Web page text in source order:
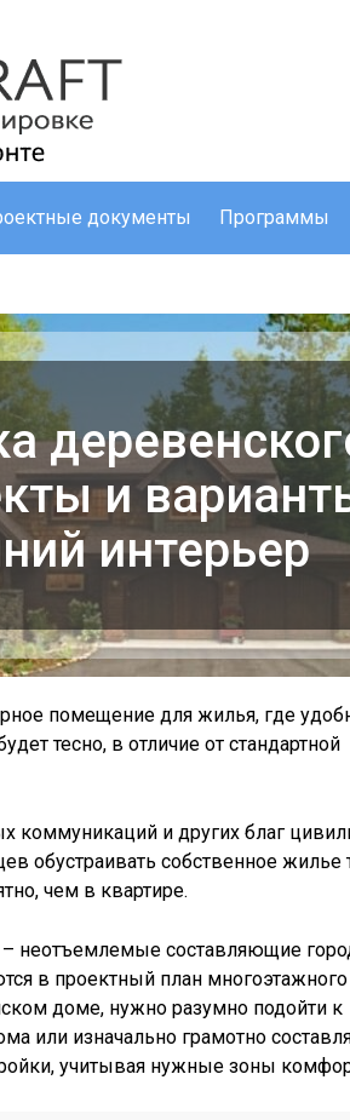
документы Программы
и
интерьер
помещение для жилья, где
тесно, в отличие от стандартной
коммуникаций и других благ
обустраивать собственное жилье
чем в квартире.
– неотъемлемые составляющие
в проектный план
доме, нужно разумно подойти к
или изначально грамотно
учитывая нужные зоны